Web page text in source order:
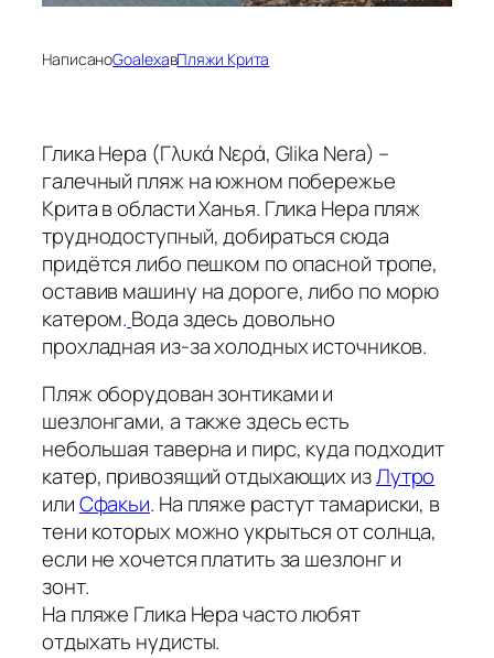
НаписаноGoalexaвПляжи Крита
Глика Нера (Γλυκά Νερά, Glika Nera) –
галечный пляж на южном побережье
Крита в области Ханья. Глика Нера пляж
труднодоступный, добираться сюда
придётся либо пешком по опасной тропе,
оставив машину на дороге, либо по морю
катером. Вода здесь довольно
прохладная из-за холодных источников.
Пляж оборудован зонтиками и
шезлонгами, а также здесь есть
небольшая таверна и пирс, куда подходит
катер, привозящий отдыхающих изЛутро
илиСфакьи. На пляже растут тамариски, в
тени которых можно укрыться от солнца,
если не хочется платить за шезлонг и
зонт.
На пляже Глика Нера часто любят
отдыхать нудисты.